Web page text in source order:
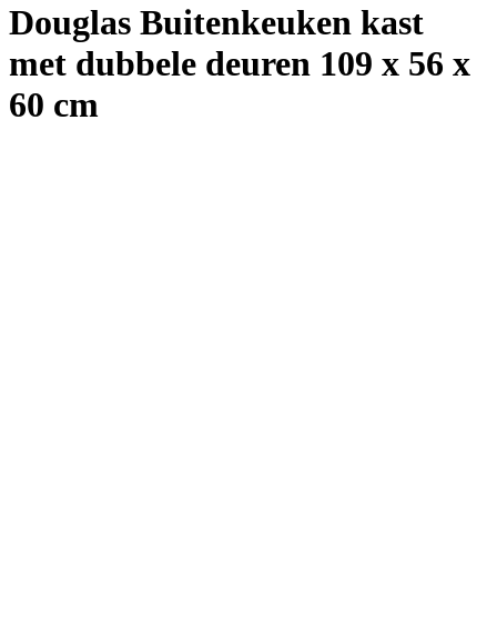
Douglas Buitenkeuken kast
met dubbele deuren 109 x 56 x
60 cm